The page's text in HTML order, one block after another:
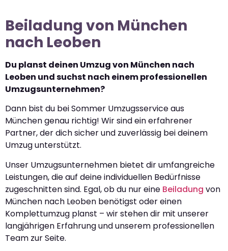
Beiladung von München
nach Leoben
Du planst deinen Umzug von München nach
Leoben und suchst nach einem professionellen
Umzugsunternehmen?
Dann bist du bei Sommer Umzugsservice aus
München genau richtig! Wir sind ein erfahrener
Partner, der dich sicher und zuverlässig bei deinem
Umzug unterstützt.
Unser Umzugsunternehmen bietet dir umfangreiche
Leistungen, die auf deine individuellen Bedürfnisse
zugeschnitten sind. Egal, ob du nur eine Beiladung von
München nach Leoben benötigst oder einen
Komplettumzug planst – wir stehen dir mit unserer
langjährigen Erfahrung und unserem professionellen
Team zur Seite.